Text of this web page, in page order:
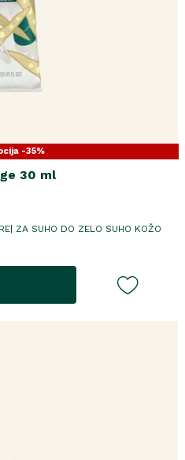
-35%
30 ml
ZA SUHO DO ZELO SUHO KOŽO